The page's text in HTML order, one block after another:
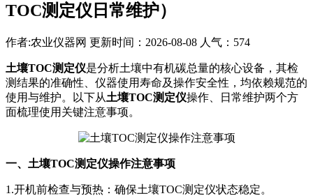
TOC测定仪日常维护）
作者:农业仪器网 更新时间：2026-08-08 人气：574
土壤TOC测定仪是分析土壤中有机碳总量的核心设备，其检
测结果的准确性、仪器使用寿命及操作安全性，均依赖规范的
使用与维护。以下从土壤TOC测定仪操作、日常维护两个方
面梳理使用关键注意事项。
一、土壤TOC测定仪操作注意事项
1.开机前检查与预热：确保土壤TOC测定仪状态稳定。